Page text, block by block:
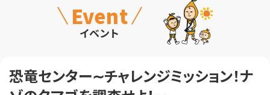
Event
イベント
恐竜センター∼チャレンジミッション！ナ